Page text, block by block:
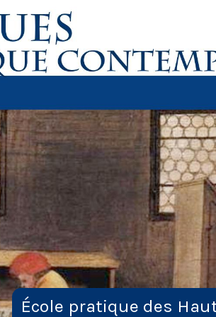
École pratique des